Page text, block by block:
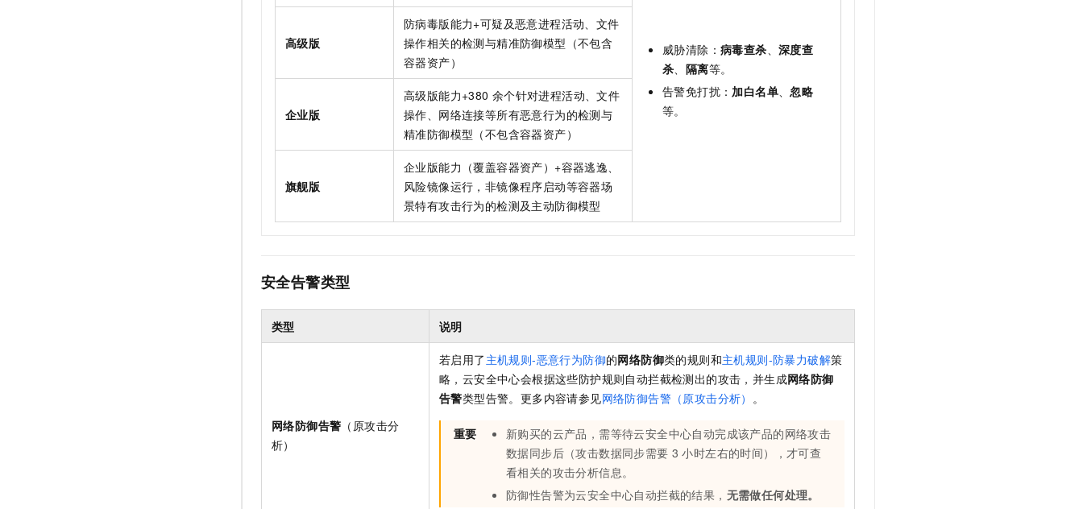
威胁清除： 病毒查杀、深度查
杀、 隔离等。
告警免打扰： 加白名单、忽略
等。
高级版
防病毒版能力+可疑及恶意进程活动、文件
操作相关的检测与精准防御模型（不包含
容器资产）
企业版
高级版能力+380 余个针对进程活动、文件
操作、网络连接等所有恶意行为的检测与
精准防御模型（不包含容器资产）
旗舰版
企业版能力（覆盖容器资产）+容器逃逸、
风险镜像运行，非镜像程序启动等容器场
景特有攻击行为的检测及主动防御模型
安全告警类型
类型 说明
网络防御告警 （原攻击分
析）
若启用了 主机规则-恶意行为防御的网络防御类的规则和主机规则-防暴力破解策
略，云安全中心会根据这些防护规则自动拦截检测出的攻击，并生成网络防御
告警类型告警。更多内容请参见网络防御告警（原攻击分析） 。
重要
新购买的云产品，需等待云安全中心自动完成该产品的网络攻击
数据同步后（攻击数据同步需要 3 小时左右的时间），才可查
看相关的攻击分析信息。
防御性告警为云安全中心自动拦截的结果， 无需做任何处理。